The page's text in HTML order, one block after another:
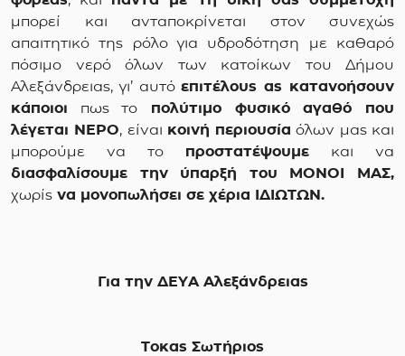
μπορεί και ανταποκρίνεται στον συνεχώς
απαιτητικό της ρόλο για υδροδότηση με καθαρό
πόσιμο νερό όλων των κατοίκων του Δήμου
Αλεξάνδρειας, γι’ αυτόεπιτέλους ας κατανοήσουν
κάποιοι πως το πολύτιμο φυσικό αγαθό που
λέγεται ΝΕΡΟ, είναι κοινή περιουσία όλων μας και
μπορούμε να το προστατέψουμε και να
διασφαλίσουμε την ύπαρξή του ΜΟΝΟΙ ΜΑΣ,
χωρίς να μονοπωλήσει σε χέρια ΙΔΙΩΤΩΝ.
Για την ΔΕΥΑ Αλεξάνδρειας
Τοκας Σωτήριος